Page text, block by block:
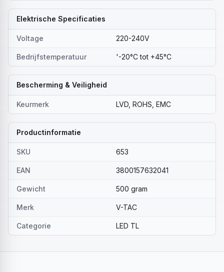
Elektrische Specificaties
Voltage 220-240V
Bedrijfstemperatuur '-20°C tot +45°C
Bescherming & Veiligheid
Keurmerk LVD, ROHS, EMC
Productinformatie
SKU 653
EAN 3800157632041
Gewicht 500 gram
Merk V-TAC
Categorie LED TL